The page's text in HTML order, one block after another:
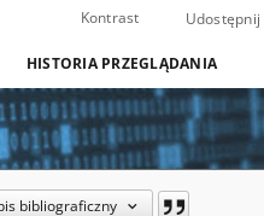
Kontrast Udostępnij
HISTORIA PRZEGLĄDANIA
bibliograficzny